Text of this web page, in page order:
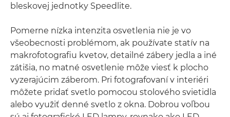
bleskovej jednotky Speedlite.
Pomerne nízka intenzita osvetlenia nie je vo
všeobecnosti problémom, ak používate statív na
makrofotografiu kvetov, detailné zábery jedla a iné
zátišia, no matné osvetlenie môže viesť k plocho
vyzerajúcim záberom. Pri fotografovaní v interiéri
môžete pridať svetlo pomocou stolového svietidla
alebo využiť denné svetlo z okna. Dobrou voľbou